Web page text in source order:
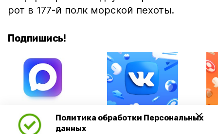
Политика обработки Персональных
данных
рот в 177-й полк морской пехоты.
Подпишись!
А24 в MAX А24 в Вконтакте